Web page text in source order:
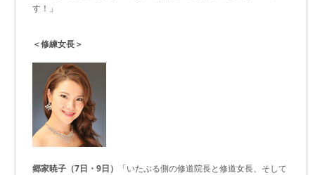
す！」
＜修練女長＞
郷家暁子（7日・9日）
「いたぶる側の修道院長と修道女長、そして